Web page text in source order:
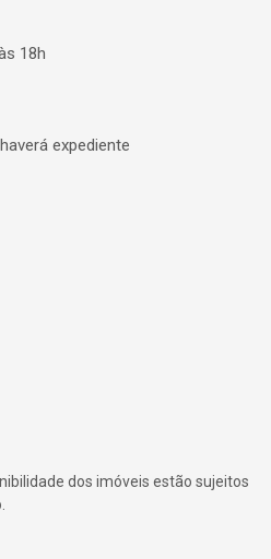
18h
expediente
dos imóveis estão sujeitos